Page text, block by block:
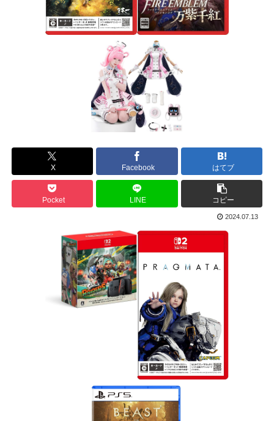
X Facebook はてブ
Pocket LINE コピー
2024.07.13